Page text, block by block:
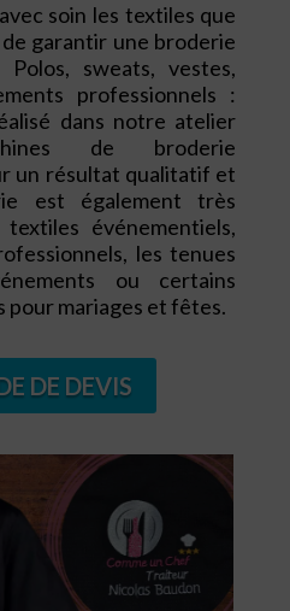
soin les textiles que
garantir une broderie
sweats, vestes,
professionnels :
dans notre atelier
de broderie
un résultat qualitatif et
est également très
événementiels,
les tenues
ou certains
pour mariages et fêtes.
DE DEVIS